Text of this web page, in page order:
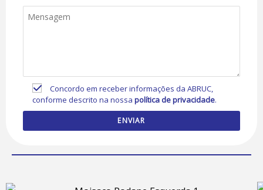
Concordo em receber informações da ABRUC,
conforme descrito na nossapolítica de privacidade.